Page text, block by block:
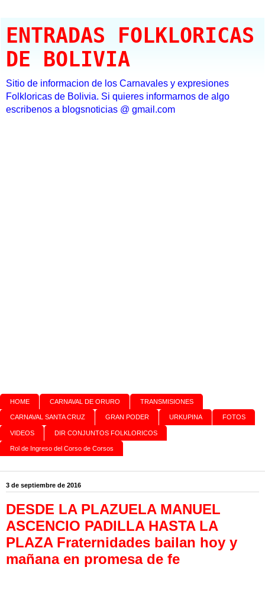
ENTRADAS FOLKLORICAS
DE BOLIVIA
Sitio de informacion de los Carnavales y expresiones
Folkloricas de Bolivia. Si quieres informarnos de algo
escribenos a blogsnoticias @ gmail.com
HOME CARNAVAL DE ORURO TRANSMISIONES
CARNAVAL SANTA CRUZ GRAN PODER URKUPINA FOTOS
VIDEOS DIR CONJUNTOS FOLKLORICOS
Rol de Ingreso del Corso de Corsos
3 de septiembre de 2016
DESDE LA PLAZUELA MANUEL
ASCENCIO PADILLA HASTA LA
PLAZA Fraternidades bailan hoy y
mañana en promesa de fe